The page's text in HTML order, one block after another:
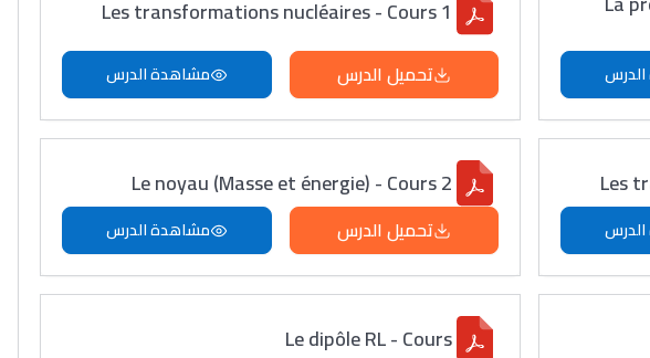
Les transformations nucléaires - Cours 1
تحميل الدرس مشاهدة الدرس
Les
Le noyau (Masse et énergie) - Cours 2
تحميل الدرس مشاهدة الدرس
Le dipôle RL - Cours